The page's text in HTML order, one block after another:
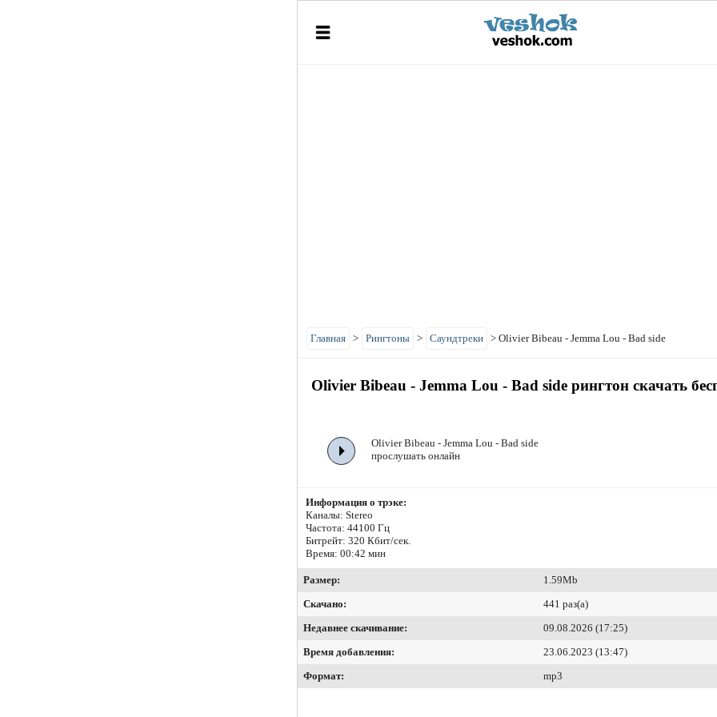
Главная > Рингтоны > Саундтреки > Olivier Bibeau - Jemma Lou - Bad side
Olivier Bibeau - Jemma Lou - Bad side рингтон скачать
Olivier Bibeau - Jemma Lou - Bad side
прослушать онлайн
Информация о трэке:
Каналы: Stereo
Частота: 44100 Гц
Битрейт: 320 Кбит/сек.
Время: 00:42 мин
Размер:
1.59Mb
Скачано:
441 раз(а)
Недавнее скачивание:
09.08.2026 (17:25)
Время добавления:
23.06.2023 (13:47)
Формат:
mp3